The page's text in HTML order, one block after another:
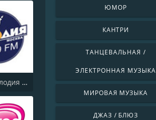
Радио Мелодия - Москва
ЮМОР
КАНТРИ
ТАНЦЕВАЛЬНАЯ /
ЭЛЕКТРОННАЯ МУЗЫКА
МИРОВАЯ МУЗЫКА
ДЖАЗ / БЛЮЗ